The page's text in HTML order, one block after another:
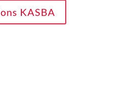
KASBA